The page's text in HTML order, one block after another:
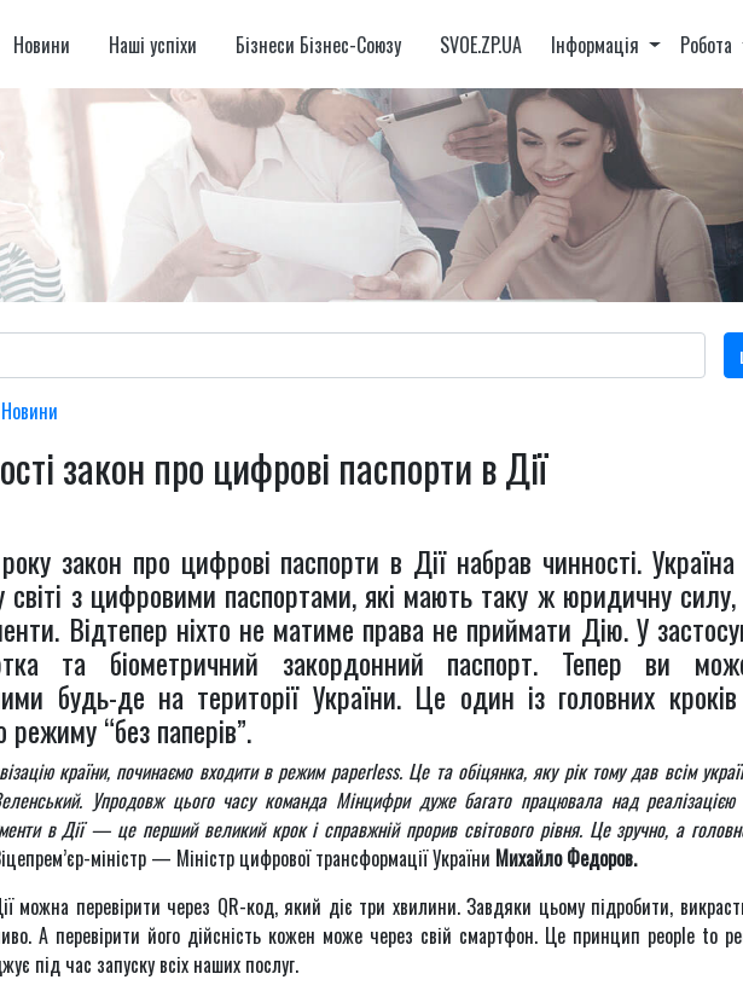
Новини Наші успіхи Бізнеси Бізнес-Союзу SVOE.ZP.UA Інформація Робота
Новини
закон про цифрові паспорти в Дії
закон про цифрові паспорти в Дії набрав чинності.
з цифровими паспортами, які мають таку ж юридичну
Відтепер ніхто не матиме права не приймати Дію. У
та біометричний закордонний паспорт. Тепер ви
будь-де на території України. Це один із головних
“без паперів”.
країни, починаємо входити в режим paperless. Це та обіцянка, яку рік тому дав всім
Упродовж цього часу команда Мінцифри дуже багато працювала над реалізацією
в Дії — це перший великий крок і справжній прорив світового рівня. Це зручно, а
міністр — Міністр цифрової трансформації України Михайло Федоров.
можна перевірити через QR-код, який діє три хвилини. Завдяки цьому підробити,
А перевірити його дійсність кожен може через свій смартфон. Це принцип people to
під час запуску всіх наших послуг.